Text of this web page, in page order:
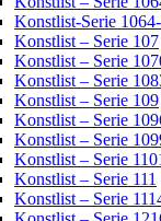
Konstlist-Serie
Konstlist – Serie 107
Konstlist – Serie
Konstlist – Serie
Konstlist – Serie 109
Konstlist – Serie
Konstlist – Serie
Konstlist – Serie
Konstlist – Serie 111
Konstlist – Serie